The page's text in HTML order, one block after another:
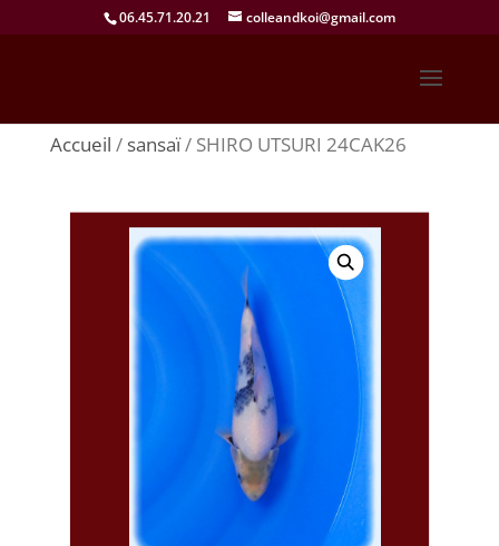
06.45.71.20.21 colleandkoi@gmail.com
Accueil / sansaï/ SHIRO UTSURI 24CAK26